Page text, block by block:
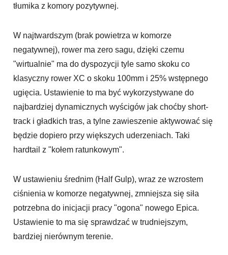
tłumika z komory pozytywnej.
W najtwardszym (brak powietrza w komorze
negatywnej), rower ma zero sagu, dzięki czemu
"wirtualnie" ma do dyspozycji tyle samo skoku co
klasyczny rower XC o skoku 100mm i 25% wstępnego
ugięcia. Ustawienie to ma być wykorzystywane do
najbardziej dynamicznych wyścigów jak choćby short-
track i gładkich tras, a tylne zawieszenie aktywować się
będzie dopiero przy większych uderzeniach. Taki
hardtail z "kołem ratunkowym".
W ustawieniu średnim (Half Gulp), wraz ze wzrostem
ciśnienia w komorze negatywnej, zmniejsza się siła
potrzebna do inicjacji pracy "ogona" nowego Epica.
Ustawienie to ma się sprawdzać w trudniejszym,
bardziej nierównym terenie.